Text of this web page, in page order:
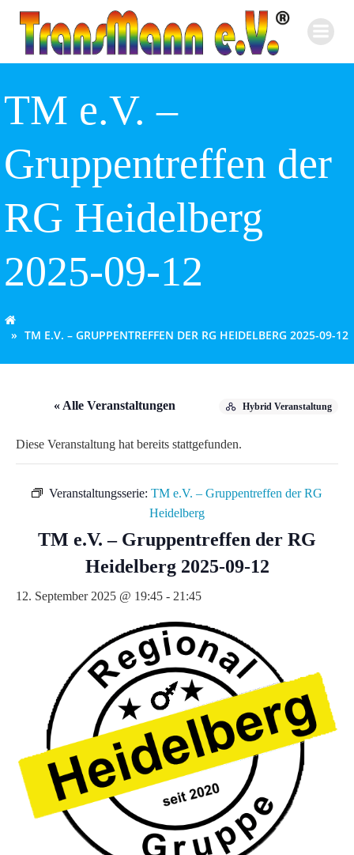
Inhalt
springen
TM e.V. –
Gruppentreffen der
RG Heidelberg
2025-09-12
TM E.V. – GRUPPENTREFFEN DER RG HEIDELBERG 2025-09-12
« Alle Veranstaltungen Hybrid Veranstaltung
Diese Veranstaltung hat bereits stattgefunden.
Veranstaltungsserie: TM e.V. – Gruppentreffen der RG
Heidelberg
TM e.V. – Gruppentreffen der RG
Heidelberg 2025-09-12
12. September 2025 @ 19:45 - 21:45